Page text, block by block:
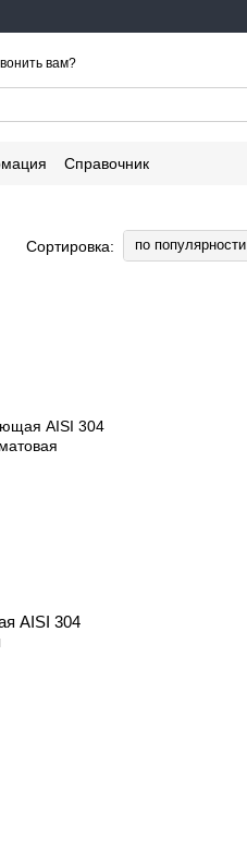
вам?
Справочник
Сортировка: по популярности
AISI 304